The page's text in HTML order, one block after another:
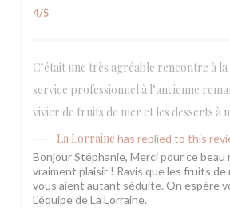
4/5
C’était une très agréable rencontre à
service professionnel à l’ancienne
vivier de fruits de mer et les desserts à
La Lorraine has replied to this
Bonjour Stéphanie, Merci pour ce beau
vraiment plaisir ! Ravis que les fruits
vous aient autant séduite. On espère
L'équipe de La Lorraine.